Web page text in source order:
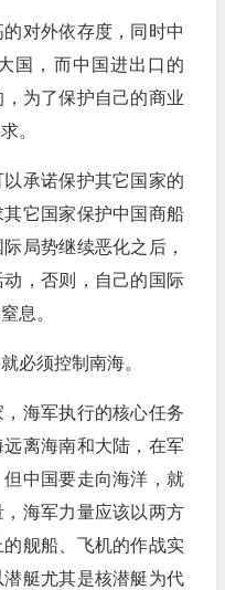
对外依存度，同时中
国，而中国进出口的
为了保护自己的商业
。
承诺保护其它国家的
它国家保护中国商船
局势继续恶化之后，
，否则，自己的国际
息。
必须控制南海。
海军执行的核心任务
离海南和大陆，在军
中国要走向海洋，就
海军力量应该以两方
舰船、飞机的作战实
艇尤其是核潜艇为代